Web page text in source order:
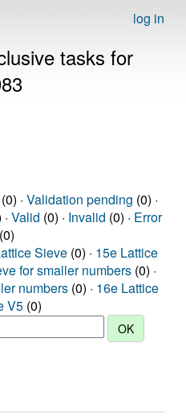
log in
tasks for
· Validation pending (0) ·
Valid (0) · Invalid (0) · Error
(0)
Sieve (0) · 15e Lattice
for smaller numbers (0) ·
numbers (0) · 16e Lattice
V5 (0)